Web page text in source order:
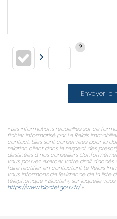
Envoyer le
« Les informations recueillies sur ce
fichier informatisé par Le Relais
contact. Elles sont conservées pour la
relation client dans le respect des
destinées à nos conseillers
vous pouvez exercer votre droit
faire rectifier en contactant Le Relais
vous informons de l'existence de la liste
téléphonique « Bloctel », sur laquelle
https://www.bloctel.gouv.fr/»